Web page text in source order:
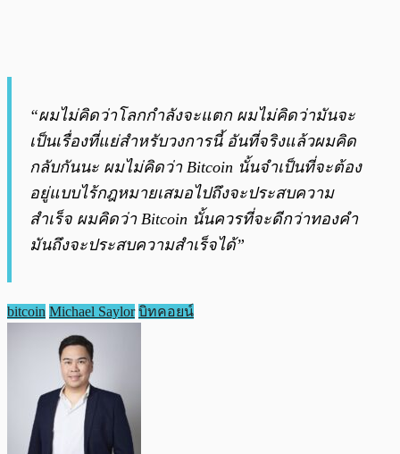
“ผมไม่คิดว่าโลกกำลังจะแตก ผมไม่คิดว่ามันจะ
เป็นเรื่องที่แย่สำหรับวงการนี้ อันที่จริงแล้วผมคิด
กลับกันนะ ผมไม่คิดว่า Bitcoin นั้นจำเป็นที่จะต้อง
อยู่แบบไร้กฎหมายเสมอไปถึงจะประสบความ
สำเร็จ ผมคิดว่า Bitcoin นั้นควรที่จะดีกว่าทองคำ
มันถึงจะประสบความสำเร็จได้”
bitcoin Michael Saylor บิทคอยน์